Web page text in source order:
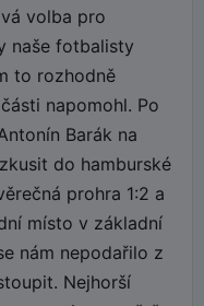
volba pro
naše fotbalisty
to rozhodně
napomohl. Po
Barák na
do hamburské
prohra 1:2 a
místo v základní
nám nepodařilo z
Nejhorší